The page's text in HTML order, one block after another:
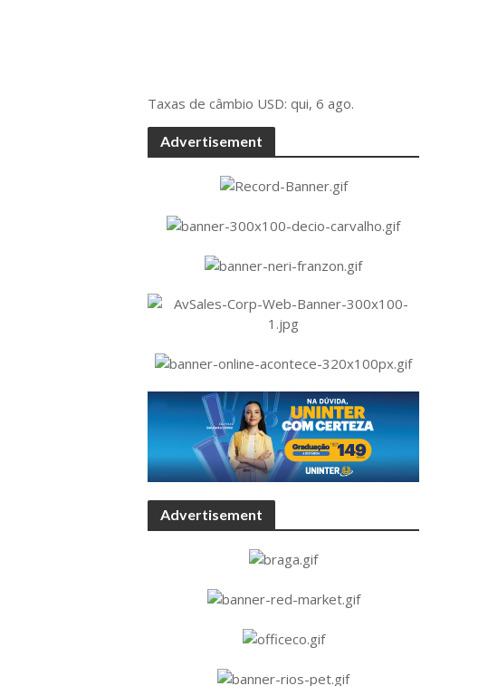
Taxas de câmbio USD: qui, 6 ago.
Advertisement
Advertisement